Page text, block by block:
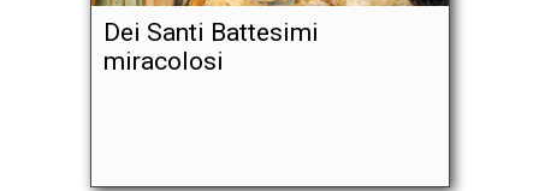
Dei Santi Battesimi
miracolosi